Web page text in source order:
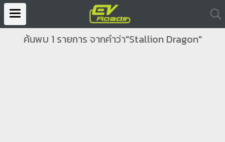
ค้นพบ 1 รายการ จากคำว่า"Stallion Dragon"